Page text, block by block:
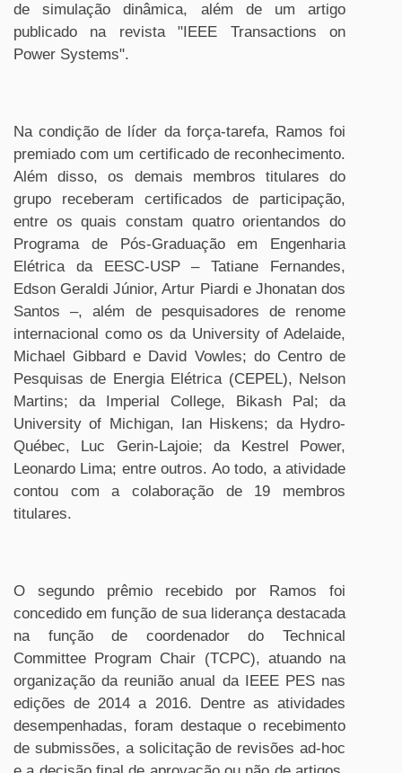
de simulação dinâmica, além de um artigo
publicado na revista "IEEE Transactions on
Power Systems".
Na condição de líder da força-tarefa, Ramos foi
premiado com um certificado de reconhecimento.
Além disso, os demais membros titulares do
grupo receberam certificados de participação,
entre os quais constam quatro orientandos do
Programa de Pós-Graduação em Engenharia
Elétrica da EESC-USP – Tatiane Fernandes,
Edson Geraldi Júnior, Artur Piardi e Jhonatan dos
Santos –, além de pesquisadores de renome
internacional como os da University of Adelaide,
Michael Gibbard e David Vowles; do Centro de
Pesquisas de Energia Elétrica (CEPEL), Nelson
Martins; da Imperial College, Bikash Pal; da
University of Michigan, Ian Hiskens; da Hydro-
Québec, Luc Gerin-Lajoie; da Kestrel Power,
Leonardo Lima; entre outros. Ao todo, a atividade
contou com a colaboração de 19 membros
titulares.
O segundo prêmio recebido por Ramos foi
concedido em função de sua liderança destacada
na função de coordenador do Technical
Committee Program Chair (TCPC), atuando na
organização da reunião anual da IEEE PES nas
edições de 2014 a 2016. Dentre as atividades
desempenhadas, foram destaque o recebimento
de submissões, a solicitação de revisões ad-hoc